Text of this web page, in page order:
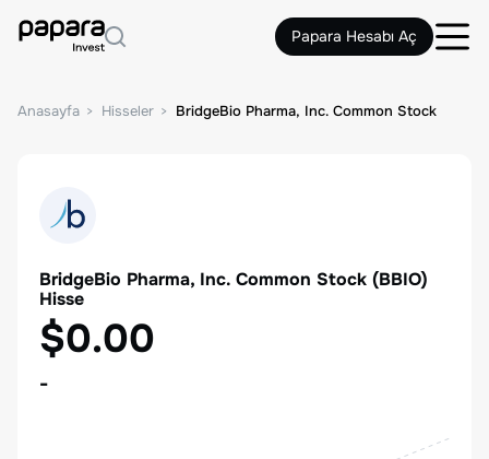
Papara Hesabı Aç
Anasayfa Hisseler BridgeBio Pharma, Inc. Common Stock
BridgeBio Pharma, Inc. Common Stock (BBIO)
Hisse
$0.00
-